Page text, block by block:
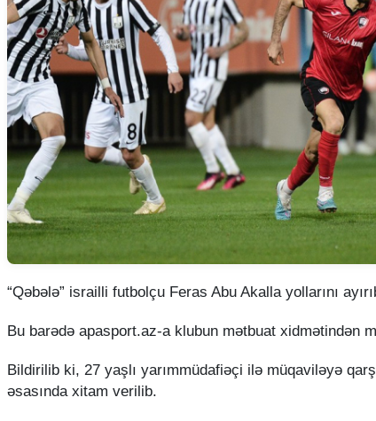
“Qəbələ” israilli futbolçu Feras Abu Akalla yollarını
Bu barədə apasport.az-a klubun mətbuat xidmətindən
Bildirilib ki, 27 yaşlı yarımmüdafiəçi ilə müqaviləyə
əsasında xitam verilib.